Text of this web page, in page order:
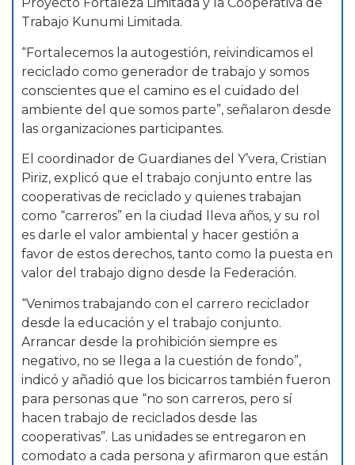
Proyecto Fortaleza Limitada y la Cooperativa de
Trabajo Kunumi Limitada.
“Fortalecemos la autogestión, reivindicamos el
reciclado como generador de trabajo y somos
conscientes que el camino es el cuidado del
ambiente del que somos parte”, señalaron desde
las organizaciones participantes.
El coordinador de Guardianes del Y’vera, Cristian
Piriz, explicó que el trabajo conjunto entre las
cooperativas de reciclado y quienes trabajan
como “carreros” en la ciudad lleva años, y su rol
es darle el valor ambiental y hacer gestión a
favor de estos derechos, tanto como la puesta en
valor del trabajo digno desde la Federación.
“Venimos trabajando con el carrero reciclador
desde la educación y el trabajo conjunto.
Arrancar desde la prohibición siempre es
negativo, no se llega a la cuestión de fondo”,
indicó y añadió que los bicicarros también fueron
para personas que “no son carreros, pero sí
hacen trabajo de reciclados desde las
cooperativas”. Las unidades se entregaron en
comodato a cada persona y afirmaron que están